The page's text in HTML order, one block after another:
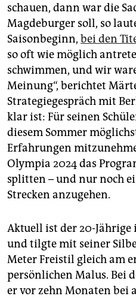
genossenschaft
epaper login
schauen, dann war die
Magdeburger soll, so
Saisonbeginn, bei den
so oft wie möglich
schwimmen, und wir
Meinung“, berichtet
Strategiegespräch mit
klar ist: Für seinen
diesem Sommer
Erfahrungen
Olympia 2024 das
splitten – und nur noch
Strecken anzugehen.
Aktuell ist der 20-
und tilgte mit seiner
Meter Freistil gleich am
persönlichen Malus. Bei
er vor zehn Monaten bei